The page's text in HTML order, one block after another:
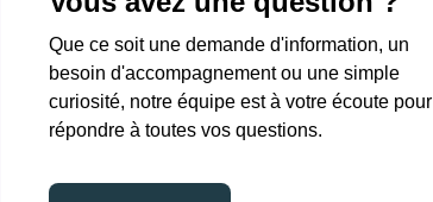
Que ce soit une demande d'information, un
besoin d'accompagnement ou une simple
curiosité, notre équipe est à votre écoute pour
répondre à toutes vos questions.